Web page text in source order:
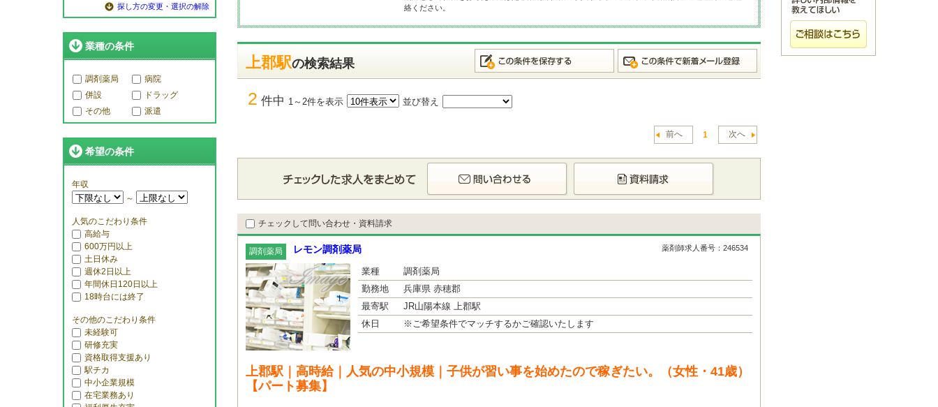
探し方の変更・選択の解除
業種の条件
調剤薬局
病院
併設
ドラッグ
その他
派遣
希望の条件
年収
～
人気のこだわり条件
高給与
600万円以上
土日休み
週休2日以上
年間休日120日以上
18時台には終了
その他のこだわり条件
未経験可
研修充実
資格取得支援あり
駅チカ
中小企業規模
在宅業務あり
絡ください。
上郡駅の検索結果
2 件中 1～2件を表示 並び替え
前へ 1 次へ
チェックして問い合わせ・資料請求
調剤薬局 レモン調剤薬局 薬剤師求人番号：246534
業種
調剤薬局
勤務地
兵庫県 赤穂郡
最寄駅
JR山陽本線 上郡駅
休日
※ご希望条件でマッチするかご確認いたします
上郡駅｜高時給｜人気の中小規模｜子供が習い事を始めたので稼ぎたい。（女性・41歳）
【パート募集】